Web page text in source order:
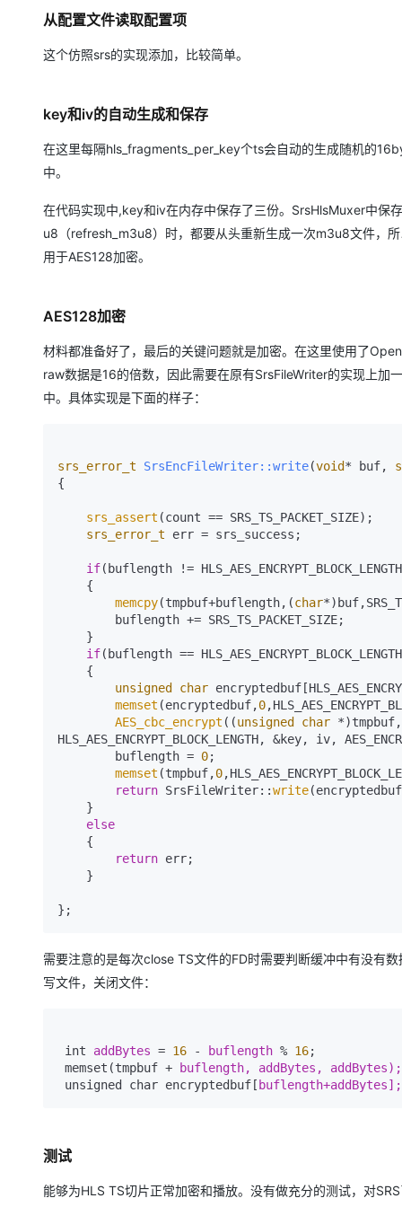
从配置文件读取配置项
这个仿照srs的实现添加，比较简单。
key和iv的自动生成和保存
在这里每隔hls_fragments_per_key个ts会自动的生成随机的
中。
在代码实现中,key和iv在内存中保存了三份。SrsHlsMuxer中
u8（refresh_m3u8）时，都要从头重新生成一次m3u8文件，
用于AES128加密。
AES128加密
材料都准备好了，最后的关键问题就是加密。在这里使用了
raw数据是16的倍数，因此需要在原有SrsFileWriter的实现上
中。具体实现是下面的样子：
srs_error_t SrsEncFileWriter::write(void* buf,
{
srs_assert (count == SRS_TS_PACKET_SIZE);
srs_error_t err = srs_success;
if(buflength !=
memcpy(tmpbuf+buflength,(char
if(buflength ==
unsigned
char
memset (encryptedbuf,0
AES_cbc_encrypt ((unsigned char
HLS_AES_ENCRYPT_BLOCK_LENGTH, &key, iv,
        buflength =
0;
memset (tmpbuf,0
return SrsFileWriter::write
else
return err;
};
需要注意的是每次close TS文件的FD时需要判断缓冲中有没有
写文件，关闭文件：
int addBytes = 16 - buflength % 16;
memset(tmpbuf +
buflength, addBytes,
unsigned char encryptedbuf[ buflength+addBytes];
测试
能够为HLS TS切片正常加密和播放。没有做充分的测试，对